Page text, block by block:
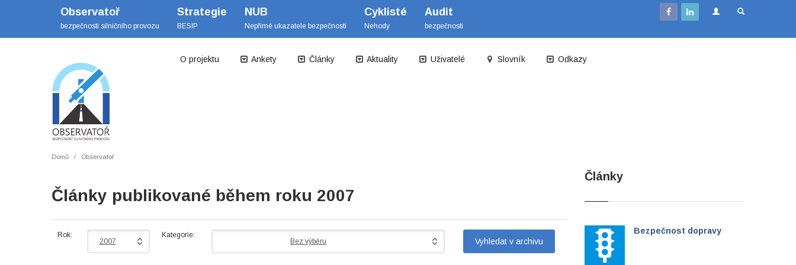
Observatoř
bezpečnosti silničního provozu
Strategie
BESIP
NUB
Nepřímé ukazatele bezpečnosti
Cyklisté
Nehody
Audit
bezpečnosti
O projektu Ankety Články Aktuality Uživatelé Slovník Odkazy
Domů Observatoř
Články publikované během roku 2007
Rok:
2007
Kategorie:
Bez výběru
Články
Bezpečnost dopravy